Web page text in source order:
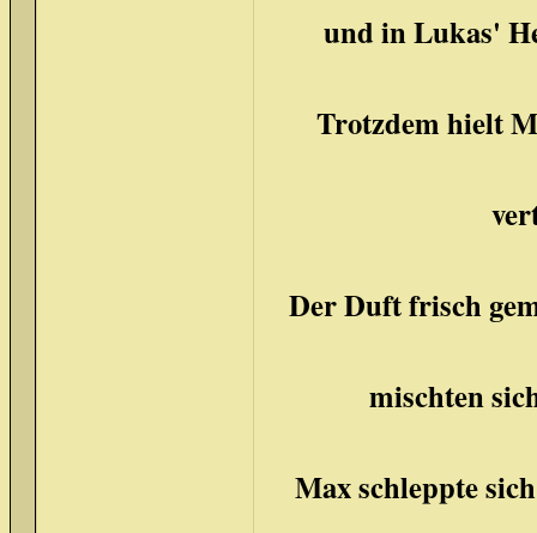
und in Lukas'
Trotzdem hielt
Der Duft frisch
mischten
Max schleppte